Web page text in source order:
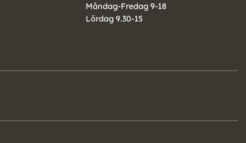
Måndag-Fredag 9-18
Lördag 9.30-15